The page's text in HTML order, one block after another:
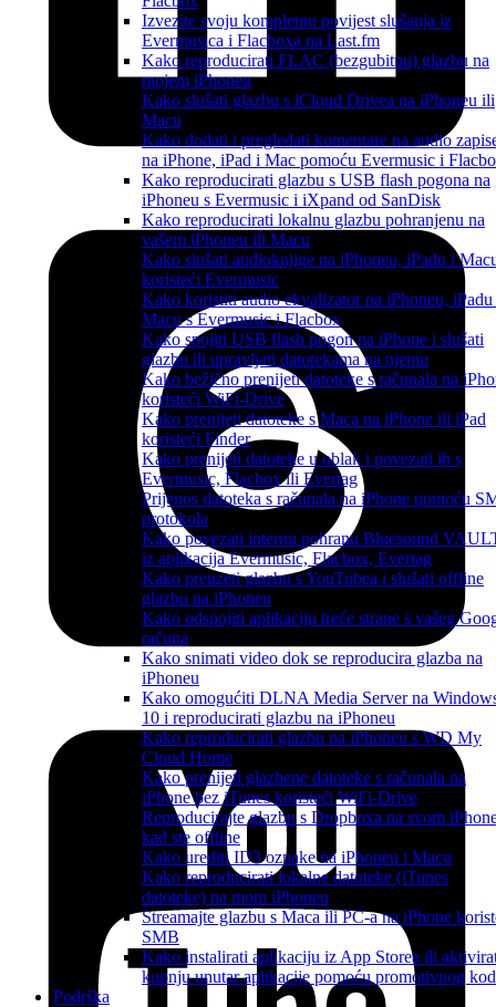
Izvezite svoju kompletnu povijest slušanja iz
Evermusica i Flacboxa na Last.fm
Kako reproducirati FLAC (bezgubitnu) glazbu na
mojem iPhoneu
Kako slušati glazbu s iCloud Drivea na iPhoneu ili
Macu
Kako dodati i pregledati komentare na audio
na iPhone, iPad i Mac pomoću Evermusic i
Kako reproducirati glazbu s USB flash pogona na
iPhoneu s Evermusic i iXpand od SanDisk
Kako reproducirati lokalnu glazbu pohranjenu na
vašem iPhoneu ili Macu
Kako slušati audioknjige na iPhoneu, iPadu i
koristeći Evermusic
Kako koristiti audio ekvalizator na iPhoneu,
Macu s Evermusic i Flacbox
Kako spojiti USB flash pogon na iPhone i slušati
glazbu ili upravljati datotekama na njemu
Kako bežično prenijeti datoteke s računala na
koristeći WiFi-Drive
Kako prenijeti datoteke s Maca na iPhone ili iPad
koristeći Finder
Kako prenijeti datoteke u oblak i povezati ih s
Evermusic, Flacbox ili Evertag
Prijenos datoteka s računala na iPhone pomoću
protokola
Kako povezati internu pohranu Bluesound
iz aplikacija Evermusic, Flacbox, Evertag
Kako preuzeti glazbu s YouTubea i slušati offline
glazbu na iPhoneu
Kako odspojiti aplikaciju treće strane s vašeg
računa
Kako snimati video dok se reproducira glazba na
iPhoneu
Kako omogućiti DLNA Media Server na
10 i reproducirati glazbu na iPhoneu
Kako reproducirati glazbu na iPhoneu s WD My
Cloud Home
Kako prenijeti glazbene datoteke s računala na
iPhone bez iTunes koristeći WiFi-Drive
Reproducirajte glazbu s Dropboxa na svom
kad ste offline
Kako urediti ID3 oznake na iPhoneu i Macu
Kako reproducirati lokalne datoteke (iTunes
datoteke) na mom iPhoneu
Streamajte glazbu s Maca ili PC-a na iPhone
SMB
Kako instalirati aplikaciju iz App Storea ili
kupnju unutar aplikacije pomoću promotivnog
Podrška